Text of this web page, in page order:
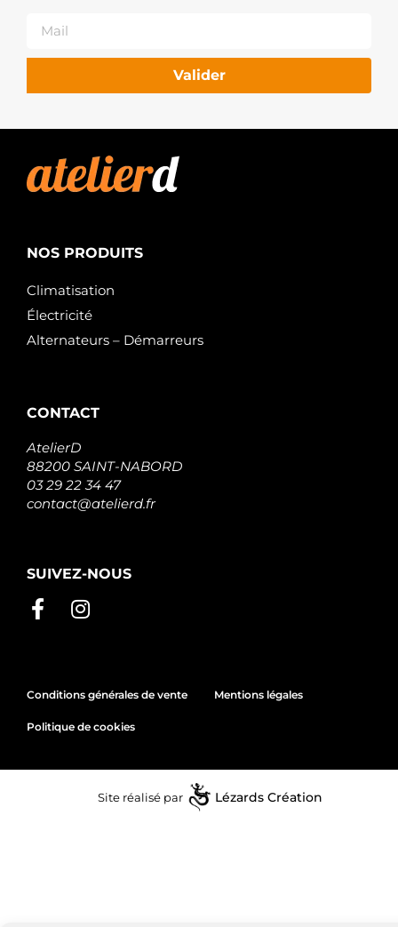
Valider
NOS PRODUITS
Climatisation
Électricité
Alternateurs – Démarreurs
CONTACT
AtelierD
88200 SAINT-NABORD
03 29 22 34 47
contact@atelierd.fr
SUIVEZ-NOUS
Conditions générales de vente Mentions légales
Politique de cookies
Site réalisé par Lézards Création